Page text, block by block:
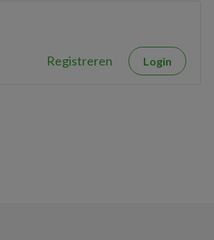
Registreren Login